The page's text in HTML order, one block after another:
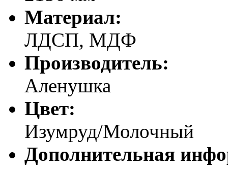
Материал:
ЛДСП, МДФ
Производитель:
Аленушка
Цвет:
Изумруд/Молочный
Дополнительная